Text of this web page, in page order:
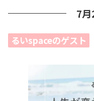
7
るいspaceのゲスト